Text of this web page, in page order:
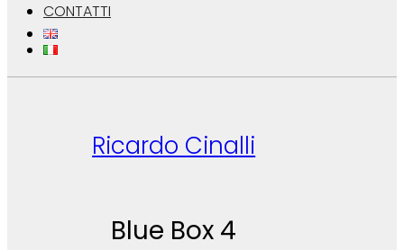
CONTATTI
Ricardo Cinalli
Blue Box 4